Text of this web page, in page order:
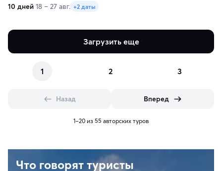
10 дней 18 – 27 авг. +2 даты
Загрузить еще
1 2 3
Назад Вперед
1–20 из 55 авторских туров
Что говорят туристы